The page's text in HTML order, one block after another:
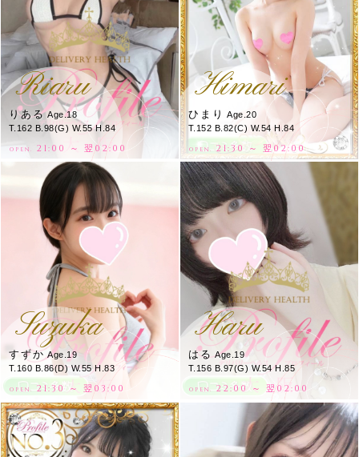
Riaru
りあるAge.18
T.162 B.98(G) W.55 H.84
OPEN. 21:00 ～ 翌02:00
Himari
ひまり
Age.20
T.152 B.82(C) W.54 H.84
OPEN. 21:30 ～ 翌02:00
Suzuka
すずか Age.19
T.160 B.86(D) W.55 H.83
OPEN. 21:30 ～ 翌03:00
Haru
はる Age.19
T.156 B.97(G) W.54 H.85
OPEN. 22:00 ～ 翌02:00